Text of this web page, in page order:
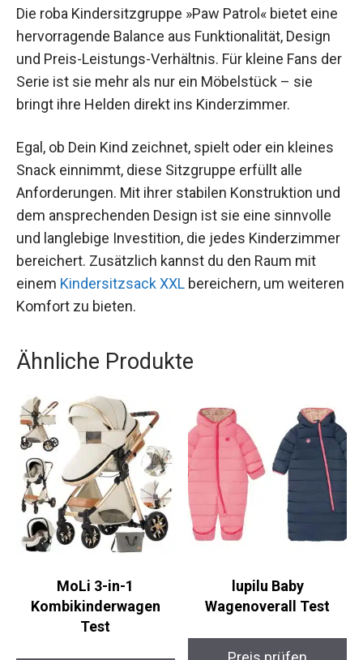
Die roba Kindersitzgruppe »Paw Patrol« bietet eine
hervorragende Balance aus Funktionalität, Design
und Preis-Leistungs-Verhältnis. Für kleine Fans der
Serie ist sie mehr als nur ein Möbelstück – sie
bringt ihre Helden direkt ins Kinderzimmer.
Egal, ob Dein Kind zeichnet, spielt oder ein kleines
Snack einnimmt, diese Sitzgruppe erfüllt alle
Anforderungen. Mit ihrer stabilen Konstruktion und
dem ansprechenden Design ist sie eine sinnvolle
und langlebige Investition, die jedes Kinderzimmer
bereichert. Zusätzlich kannst du den Raum mit
einem Kindersitzsack XXL bereichern, um weiteren
Komfort zu bieten.
Ähnliche Produkte
MoLi 3-in-1
Kombikinderwagen
Test
lupilu Baby
Wagenoverall Test